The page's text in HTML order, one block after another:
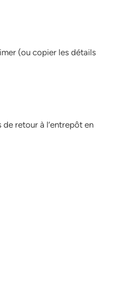
(ou copier les détails
retour à l’entrepôt en